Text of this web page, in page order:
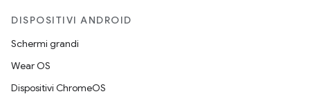
DISPOSITIVI ANDROID
Schermi grandi
Wear OS
Dispositivi ChromeOS